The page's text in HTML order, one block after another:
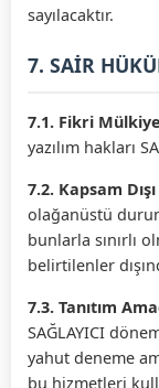
sayılacaktır.
7. SAİR
7.1. Fikri
yazılım hakları
7.2. Kapsam
olağanüstü
bunlarla sınırlı
belirtilenler
7.3. Tanıtım
SAĞLAYICI
yahut deneme
bu hizmetleri